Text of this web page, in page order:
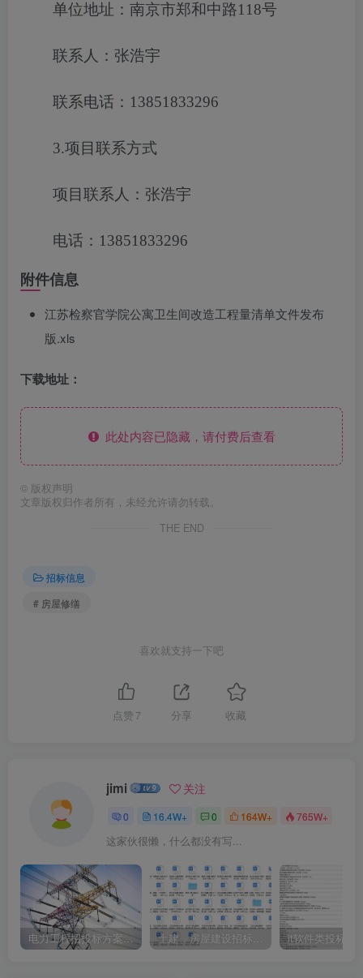
单位地址：南京市郑和中路118号
联系人：张浩宇
联系电话：13851833296
3.项目联系方式
项目联系人：张浩宇
电话：13851833296
附件信息
江苏检察官学院公寓卫生间改造工程量清单文件发布
版.xls
下载地址：
此处内容已隐藏，请付费后查看
© 版权声明
文章版权归作者所有，未经允许请勿转载。
THE END
招标信息
# 房屋修缮
喜欢就支持一下吧
点赞 7 分享 收藏
jimi 关注
0 16.4W+ 0 164W+ 765W+
这家伙很懒，什么都没有写...
电力工程招投标方案模板 土建、房屋建设招标文件标书模板 it软件类投标书